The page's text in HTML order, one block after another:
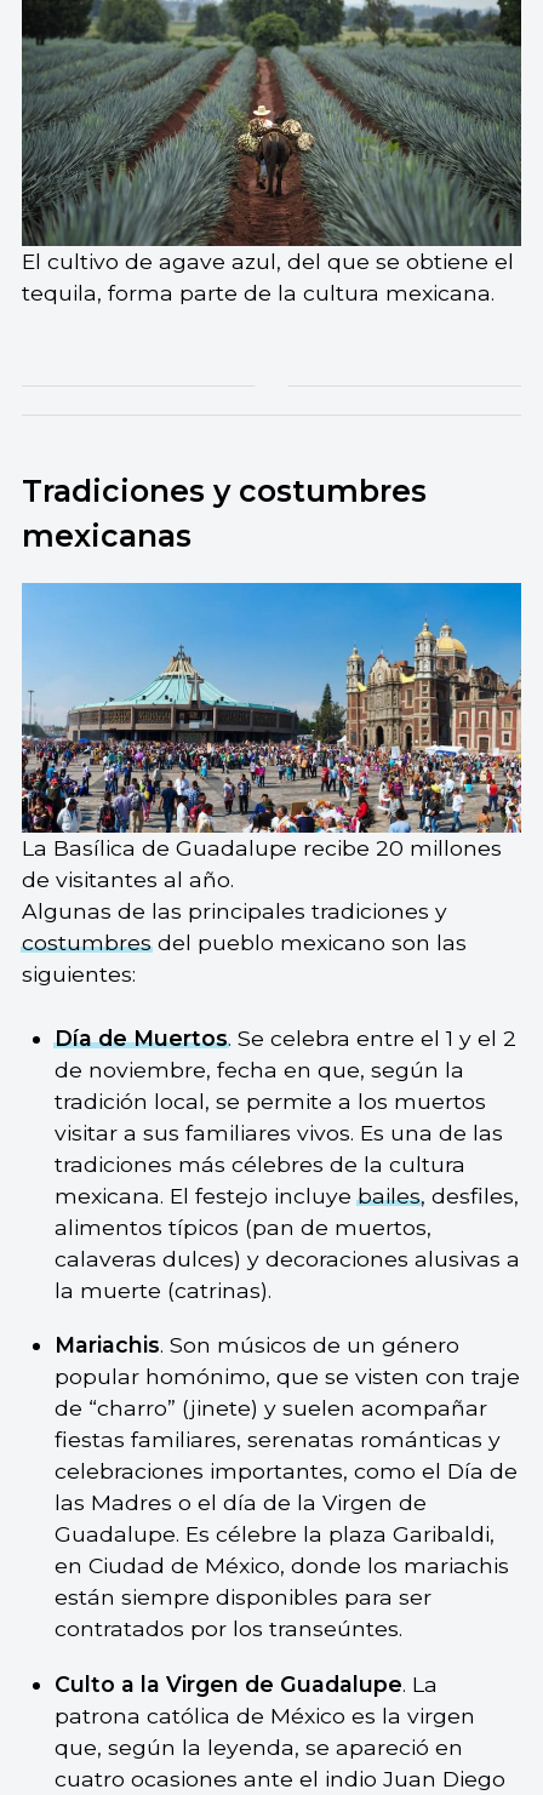
El cultivo de agave azul, del que se obtiene el
tequila, forma parte de la cultura mexicana.
Tradiciones y costumbres
mexicanas
La Basílica de Guadalupe recibe 20 millones
de visitantes al año.
Algunas de las principales tradiciones y
costumbresdel pueblo mexicano son las
siguientes:
Día de Muertos. Se celebra entre el 1 y el 2
de noviembre, fecha en que, según la
tradición local, se permite a los muertos
visitar a sus familiares vivos. Es una de las
tradiciones más célebres de la cultura
mexicana. El festejo incluyebailes, desfiles,
alimentos típicos (pan de muertos,
calaveras dulces) y decoraciones alusivas a
la muerte (catrinas).
Mariachis. Son músicos de un género
popular homónimo, que se visten con traje
de “charro” (jinete) y suelen acompañar
fiestas familiares, serenatas románticas y
celebraciones importantes, como el Día de
las Madres o el día de la Virgen de
Guadalupe. Es célebre la plaza Garibaldi,
en Ciudad de México, donde los mariachis
están siempre disponibles para ser
contratados por los transeúntes.
Culto a la Virgen de Guadalupe. La
patrona católica de México es la virgen
que, según la leyenda, se apareció en
cuatro ocasiones ante el indio Juan Diego